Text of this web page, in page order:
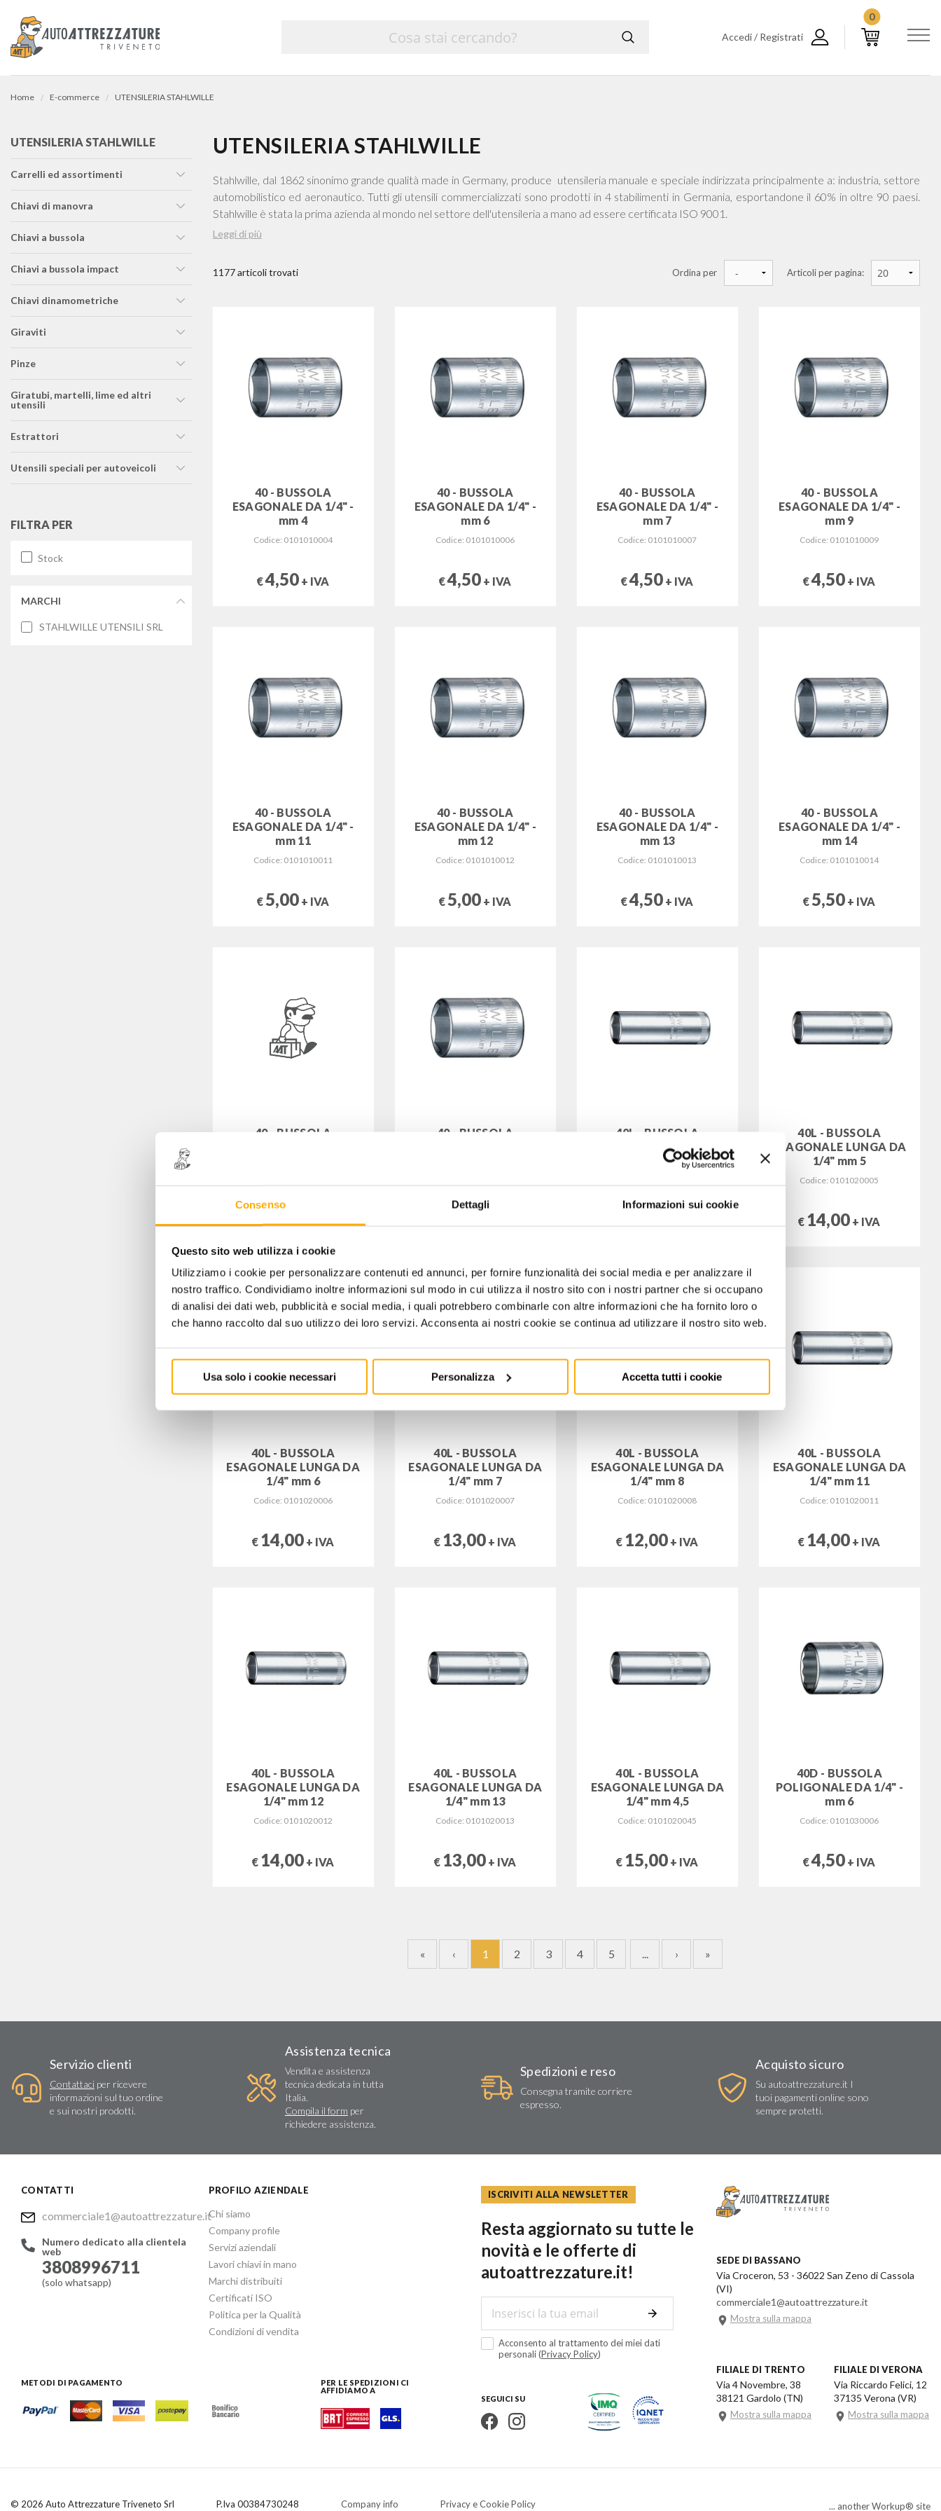
Consenso Dettagli Informazioni sui cookie
Questo sito web utilizza i cookie
Utilizziamo i cookie per personalizzare contenuti ed annunci, per fornire funzionalità dei social media e per analizzare il
nostro traffico. Condividiamo inoltre informazioni sul modo in cui utilizza il nostro sito con i nostri partner che si occupano
di analisi dei dati web, pubblicità e social media, i quali potrebbero combinarle con altre informazioni che ha fornito loro o
che hanno raccolto dal suo utilizzo dei loro servizi. Acconsenta ai nostri cookie se continua ad utilizzare il nostro sito web.
Usa solo i cookie necessari Personalizza Accetta tutti i cookie
Accedi / Registrati
0
Home E-commerce UTENSILERIA STAHLWILLE
UTENSILERIA STAHLWILLE
carrelli ed assortimenti
chiavi di manovra
chiavi a bussola
chiavi a bussola impact
chiavi dinamometriche
giraviti
pinze
giratubi, martelli, lime ed altri
utensili
estrattori
utensili speciali per autoveicoli
FILTRA PER
Stock
MARCHI
STAHLWILLE UTENSILI SRL
UTENSILERIA STAHLWILLE
Stahlwille, dal 1862 sinonimo grande qualità made in Germany, produce utensileria manuale e speciale indirizzata principalmente a: industria, settore
automobilistico ed aeronautico. Tutti gli utensili commercializzati sono prodotti in 4 stabilimenti in Germania, esportandone il 60% in oltre 90 paesi.
Stahlwille è stata la prima azienda al mondo nel settore dell'utensileria a mano ad essere certificata ISO 9001.
1177 articoli trovati Ordina per Articoli per pagina:
40 - BUSSOLA
ESAGONALE DA 1/4" -
mm 4
Codice: 0101010004
€4,50 + IVA
40 - BUSSOLA
ESAGONALE DA 1/4" -
mm 6
Codice: 0101010006
€4,50 + IVA
40 - BUSSOLA
ESAGONALE DA 1/4" -
mm 7
Codice: 0101010007
€4,50 + IVA
40 - BUSSOLA
ESAGONALE DA 1/4" -
mm 9
Codice: 0101010009
€4,50 + IVA
40 - BUSSOLA
ESAGONALE DA 1/4" -
mm 11
Codice: 0101010011
€ 5,00 + IVA
40 - BUSSOLA
ESAGONALE DA 1/4" -
mm 12
Codice: 0101010012
€ 5,00 + IVA
40 - BUSSOLA
ESAGONALE DA 1/4" -
mm 13
Codice: 0101010013
€4,50 + IVA
40 - BUSSOLA
ESAGONALE DA 1/4" -
mm 14
Codice: 0101010014
€ 5,50 + IVA
40 - BUSSOLA
€5,00+ IVA
40 - BUSSOLA
40L - BUSSOLA
ESAGONALE LUNGA DA
1/4" mm 4
40L - BUSSOLA
ESAGONALE LUNGA DA
1/4" mm 5
Codice: 0101020005
€ 14,00 + IVA
40L - BUSSOLA
ESAGONALE LUNGA DA
1/4" mm 6
Codice: 0101020006
€ 14,00 + IVA
40L - BUSSOLA
ESAGONALE LUNGA DA
1/4" mm 7
Codice: 0101020007
€ 13,00 + IVA
40L - BUSSOLA
ESAGONALE LUNGA DA
1/4" mm 8
Codice: 0101020008
€ 12,00 + IVA
40L - BUSSOLA
ESAGONALE LUNGA DA
1/4" mm 11
Codice: 0101020011
€ 14,00 + IVA
40L - BUSSOLA
ESAGONALE LUNGA DA
1/4" mm 12
Codice: 0101020012
€ 14,00 + IVA
40L - BUSSOLA
ESAGONALE LUNGA DA
1/4" mm 13
Codice: 0101020013
€ 13,00 + IVA
40L - BUSSOLA
ESAGONALE LUNGA DA
1/4" mm 4,5
Codice: 0101020045
€ 15,00 + IVA
40D - BUSSOLA
POLIGONALE DA 1/4" -
mm 6
Codice: 0101030006
€4,50 + IVA
« ‹ 1 2 3 4 5 › »
Servizio clienti
Contattaciper ricevere
informazioni sul tuo ordine
e sui nostri prodotti.
Assistenza tecnica
Vendita e assistenza
tecnica dedicata in tutta
Italia.
Compila il form per
richiedere assistenza.
Spedizioni e reso
Consegna tramite corriere
espresso.
Acquisto sicuro
Su autoattrezzature.it I
tuoi pagamenti online sono
sempre protetti.
CONTATTI
commerciale1@autoattrezzature.it
Numero dedicato alla clientela
web
3808996711
(solo whatsapp)
PROFILO AZIENDALE
Chi siamo
Company profile
Servizi aziendali
Lavori chiavi in mano
Marchi distribuiti
Certificati ISO
Politica per la Qualità
Condizioni di vendita
METODI DI PAGAMENTO
PER LE SPEDIZIONI CI
AFFIDIAMO A
ISCRIVITI ALLA NEWSLETTER
Resta aggiornato su tutte le
novità e le offerte di
autoattrezzature.it!
Acconsento al trattamento dei miei dati
personali (Privacy Policy)
SEGUICI SU
SEDE DI BASSANO
Via Croceron, 53 - 36022 San Zeno di Cassola
(VI)
commerciale1@autoattrezzature.it
Mostra sulla mappa
FILIALE DI TRENTO
Via 4 Novembre, 38
38121 Gardolo (TN)
Mostra sulla mappa
FILIALE DI VERONA
Via Riccardo Felici, 12
37135 Verona (VR)
Mostra sulla mappa
© 2026 Auto Attrezzature Triveneto Srl P.Iva 00384730248 Company info Privacy e Cookie Policy ... another Workup® site